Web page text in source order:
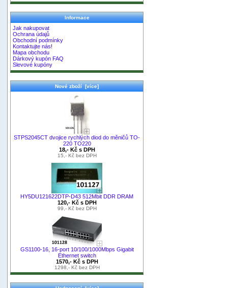
Informace
Jak nakupovat
Ochrana údajů
Obchodní podmínky
Kontaktujte nás!
Mapa obchodu
Dárkový kupón FAQ
Slevové kupóny
Nové zboží [více]
STPS2045CT dvojice rychlých diod do měničů TO-
220 TO220
18,- Kč s DPH
15,- Kč bez DPH
HY5DU121622DTP-D43 512Mbit DDR DRAM
120,- Kč s DPH
99,- Kč bez DPH
GS1100-16, 16-port 10/100/1000Mbps Gigabit
Ethernet switch
1570,- Kč s DPH
1298,- Kč bez DPH